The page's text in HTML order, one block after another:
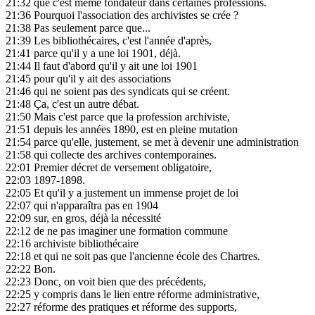
21:32 que c'est même fondateur dans certaines professions.
21:36 Pourquoi l'association des archivistes se crée ?
21:38 Pas seulement parce que...
21:39 Les bibliothécaires, c'est l'année d'après,
21:41 parce qu'il y a une loi 1901, déjà.
21:44 Il faut d'abord qu'il y ait une loi 1901
21:45 pour qu'il y ait des associations
21:46 qui ne soient pas des syndicats qui se créent.
21:48 Ça, c'est un autre débat.
21:50 Mais c'est parce que la profession archiviste,
21:51 depuis les années 1890, est en pleine mutation
21:54 parce qu'elle, justement, se met à devenir une administration
21:58 qui collecte des archives contemporaines.
22:01 Premier décret de versement obligatoire,
22:03 1897-1898.
22:05 Et qu'il y a justement un immense projet de loi
22:07 qui n'apparaîtra pas en 1904
22:09 sur, en gros, déjà la nécessité
22:12 de ne pas imaginer une formation commune
22:16 archiviste bibliothécaire
22:18 et qui ne soit pas que l'ancienne école des Chartres.
22:22 Bon.
22:23 Donc, on voit bien que des précédents,
22:25 y compris dans le lien entre réforme administrative,
22:27 réforme des pratiques et réforme des supports,